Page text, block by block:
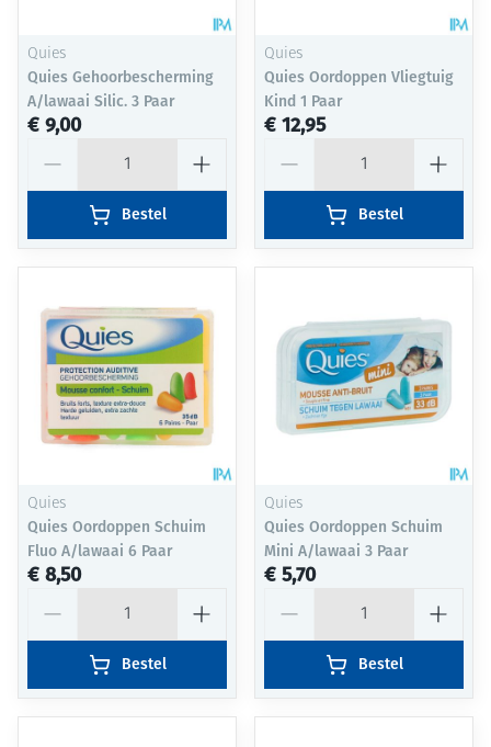
Quies
Quies Gehoorbescherming
A/lawaai Silic. 3 Paar
€ 9,00
Bestel
Quies
Quies Oordoppen Vliegtuig
Kind 1 Paar
€ 12,95
Bestel
Quies
Quies Oordoppen Schuim
Fluo A/lawaai 6 Paar
€ 8,50
Bestel
Quies
Quies Oordoppen Schuim
Mini A/lawaai 3 Paar
€ 5,70
Bestel